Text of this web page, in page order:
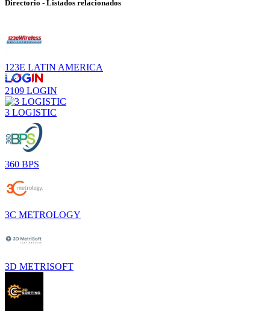
Directorio - Listados relacionados
123E LATIN AMERICA
2109 LOGIN
3 LOGISTIC
360 BPS
3C METROLOGY
3D METRISOFT